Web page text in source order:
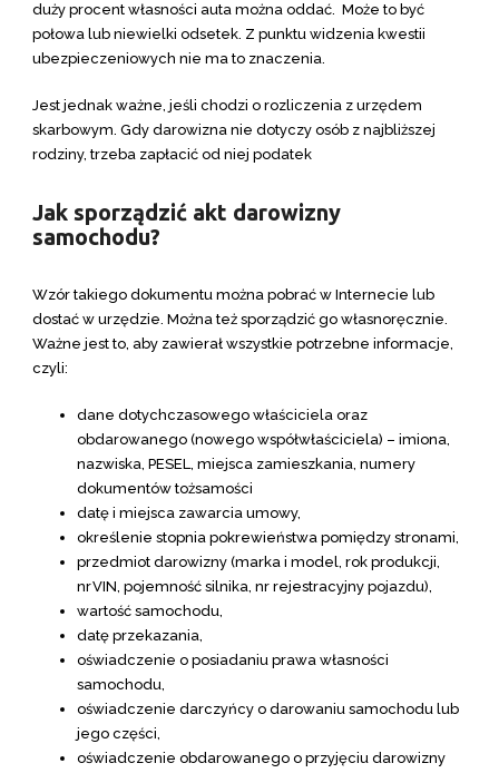
duży procent własności auta można oddać. Może to być
połowa lub niewielki odsetek. Z punktu widzenia kwestii
ubezpieczeniowych nie ma to znaczenia.
Jest jednak ważne, jeśli chodzi o rozliczenia z urzędem
skarbowym. Gdy darowizna nie dotyczy osób z najbliższej
rodziny, trzeba zapłacić od niej podatek
Jak sporządzić akt darowizny
samochodu?
Wzór takiego dokumentu można pobrać w Internecie lub
dostać w urzędzie. Można też sporządzić go własnoręcznie.
Ważne jest to, aby zawierał wszystkie potrzebne informacje,
czyli:
dane dotychczasowego właściciela oraz
obdarowanego (nowego współwłaściciela) – imiona,
nazwiska, PESEL, miejsca zamieszkania, numery
dokumentów tożsamości
datę i miejsca zawarcia umowy,
określenie stopnia pokrewieństwa pomiędzy stronami,
przedmiot darowizny (marka i model, rok produkcji,
nr VIN, pojemność silnika, nr rejestracyjny pojazdu),
wartość samochodu,
datę przekazania,
oświadczenie o posiadaniu prawa własności
samochodu,
oświadczenie darczyńcy o darowaniu samochodu lub
jego części,
oświadczenie obdarowanego o przyjęciu darowizny